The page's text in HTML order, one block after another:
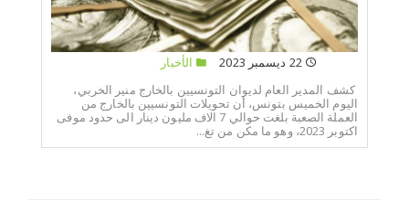
الأخبار
كشف المدير العام لديوان التونسيين بالخارج منير الخربي،
اليوم الخميس بتونس، أن تحويلات التونسيين بالخارج من
العملة الصعبة بلغت حوالي 7 الاف مليون دينار الى حدود موفى
اكتوبر 2023، وهو ما مكن من تغ...